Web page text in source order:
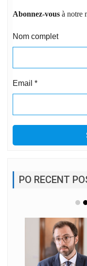
Abonnez-vous à notre
Nom complet
Email *
PO RECENT